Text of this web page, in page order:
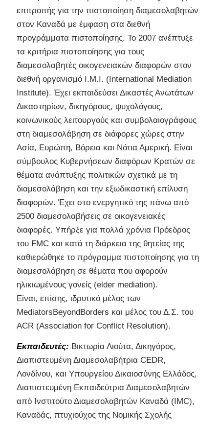
επιτροπής για την πιστοποίηση διαμεσολαβητών
στον Καναδά με έμφαση στα διεθνή
προγράμματα πιστοποίησης. Το 2007 ανέπτυξε
τα κριτήρια πιστοποίησης για τους
διαμεσολαβητές οικογενειακών διαφορών στον
διεθνή οργανισμό I.M.I. (International Mediation
Institute). Έχει εκπαιδεύσει Δικαστές Ανωτάτων
Δικαστηρίων, δικηγόρους, ψυχολόγους,
κοινωνικούς λειτουργούς και συμβολαιογράφους
στη διαμεσολάβηση σε διάφορες χώρες στην
Ασία, Ευρώπη, Βόρεια και Νότια Αμερική. Είναι
σύμβουλος Κυβερνήσεων διαφόρων Κρατών σε
θέματα ανάπτυξης πολιτικών σχετικά με τη
διαμεσολάβηση και την εξωδικαστική επίλυση
διαφορών. Έχει στο ενεργητικό της πάνω από
2500 διαμεσολαβήσεις σε οικογενειακές
διαφορές. Υπήρξε για πολλά χρόνια Πρόεδρος
του FMC και κατά τη διάρκεια της θητείας της
καθιερώθηκε το πρόγραμμα πιστοποίησης για τη
διαμεσολάβηση σε θέματα που αφορούν
ηλικιωμένους γονείς (elder mediation).
Είναι, επίσης, ιδρυτικό μέλος των
MediatorsBeyondBorders και μέλος του Δ.Σ. του
ACR (Association for Conflict Resolution).
Εκπαιδευτές: Βικτωρία Λιούτα, Δικηγόρος,
Διαπιστευμένη Διαμεσολαβήτρια CEDR,
Λονδίνου, και Υπουργείου Δικαιοσύνης Ελλάδος,
Διαπιστευμένη Εκπαιδεύτρια Διαμεσολαβητών
από Ινστιτούτο Διαμεσολαβητών Καναδά (IMC),
Καναδάς, πτυχιούχος της Νομικής Σχολής